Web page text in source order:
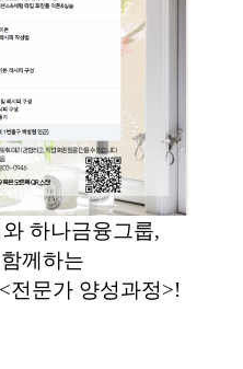
하나금융그룹,
께하는
전문가 양성과정>!